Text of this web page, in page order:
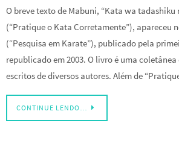
O breve texto de Mabuni, “Kata wa tadashiku
(“Pratique o Kata Corretamente”), apareceu
(“Pesquisa em Karate”), publicado pela
republicado em 2003. O livro é uma coletânea
escritos de diversos autores. Além de
CONTINUE LENDO…